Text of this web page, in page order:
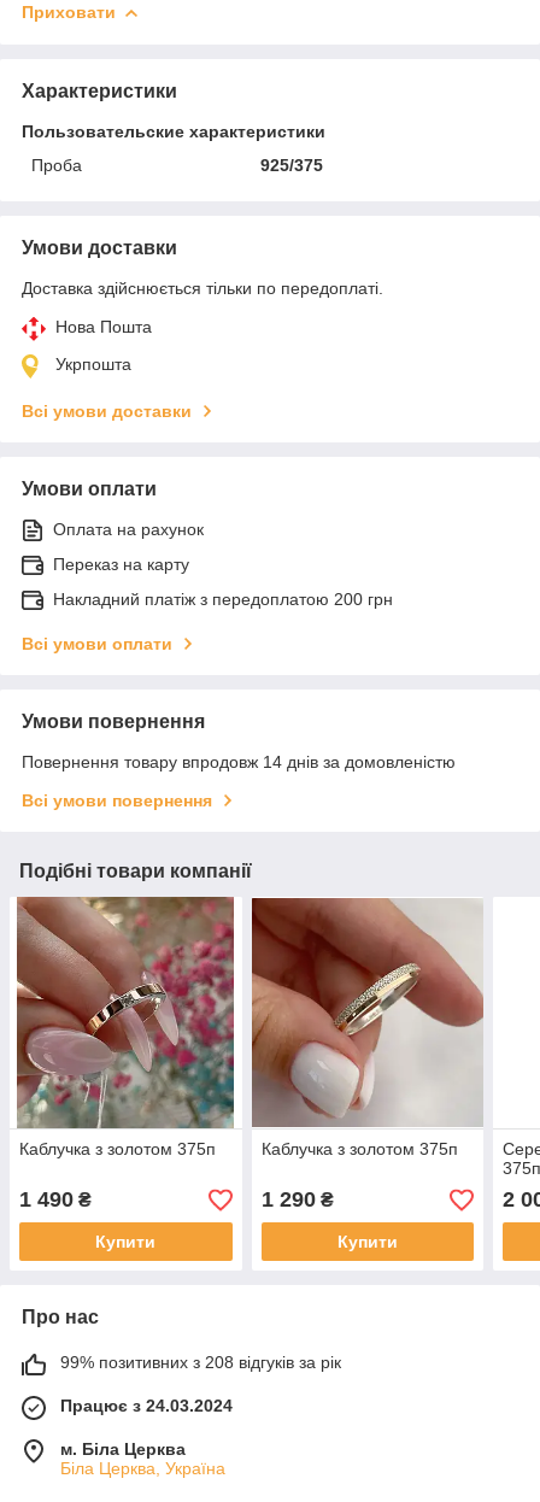
Приховати
Характеристики
Пользовательские характеристики
Проба
925/375
Умови доставки
Доставка здійснюється тільки по передоплаті.
Нова Пошта
Укрпошта
Всі умови доставки
Умови оплати
Оплата на рахунок
Переказ на карту
Накладний платіж з передоплатою 200 грн
Всі умови оплати
Умови повернення
Повернення товару впродовж 14 днів за домовленістю
Всі умови повернення
Подібні товари компанії
Каблучка з золотом 375п
1 490 ₴
Купити
Каблучка з золотом 375п
1 290₴
Купити
2
Про нас
99% позитивних з 208 відгуків за рік
Працює з 24.03.2024
м. Біла Церква
Біла Церква, Україна